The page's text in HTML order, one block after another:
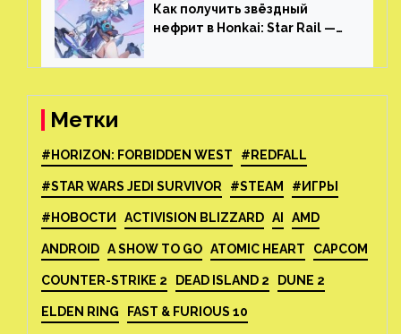
Как получить звёздный
нефрит в Honkai: Star Rail —
Метки
#HORIZON: FORBIDDEN WEST #REDFALL
#STAR WARS JEDI SURVIVOR #STEAM #ИГРЫ
#НОВОСТИ ACTIVISION BLIZZARD AI AMD
ANDROID A SHOW TO GO ATOMIC HEART CAPCOM
COUNTER-STRIKE 2 DEAD ISLAND 2 DUNE 2
ELDEN RING FAST & FURIOUS 10